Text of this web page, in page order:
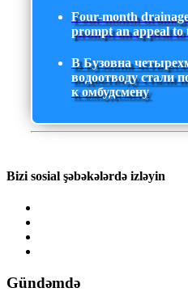
Four-month
prompt an appeal to
В Бузовна
водоотводу стали
к омбудсмену
Bizi sosial şəbəkələrdə izləyin
Gündəmdə